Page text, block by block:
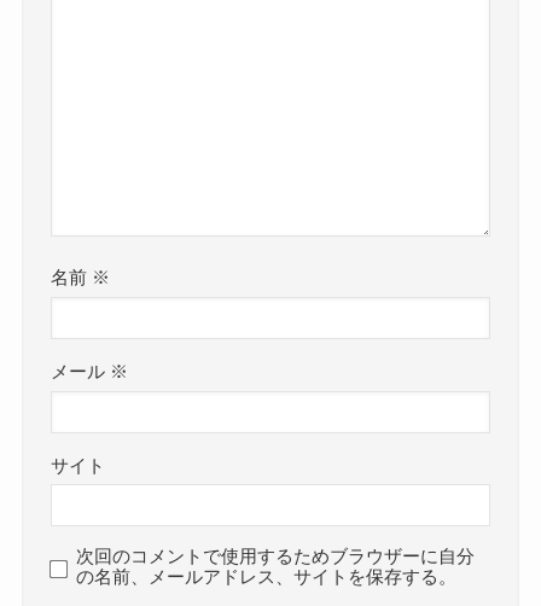
名前 ※
メール ※
サイト
次回のコメントで使用するためブラウザーに自分
の名前、メールアドレス、サイトを保存する。